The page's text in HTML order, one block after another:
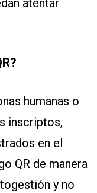
atentar
humanas o
inscriptos,
en el
QR de manera
y no